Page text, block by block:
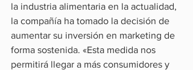
la industria alimentaria en la actualidad,
la compañía ha tomado la decisión de
aumentar su inversión en marketing de
forma sostenida. «Esta medida nos
permitirá llegar a más consumidores y